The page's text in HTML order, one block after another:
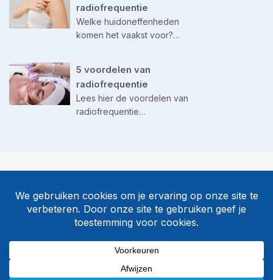
radiofrequentie
Welke huidoneffenheden
komen het vaakst voor?…
5 voordelen van
radiofrequentie
Lees hier de voordelen van
radiofrequentie…
Body & Beauty
Algemene voorwaarden
Privacy & disclaimer
Sitemap